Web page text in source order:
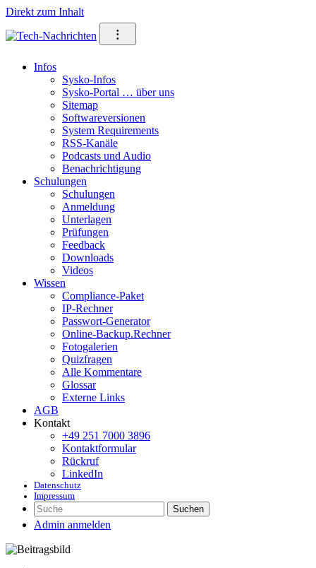
Direkt zum Inhalt
⁝
Infos
Sysko-Infos
Sysko-Portal … über uns
Sitemap
Softwareversionen
System Requirements
RSS-Kanäle
Podcasts und Audio
Benachrichtigung
Schulungen
Schulungen
Anmeldung
Unterlagen
Prüfungen
Feedback
Downloads
Videos
Wissen
Compliance-Paket
IP-Rechner
Passwort-Generator
Online-Backup.Rechner
Fotogalerien
Quizfragen
Alle Kommentare
Glossar
Externe Links
AGB
Kontakt
+49 251 7000 3896
Kontaktformular
Rückruf
LinkedIn
Datenschutz
Impressum
Suchen
Admin anmelden